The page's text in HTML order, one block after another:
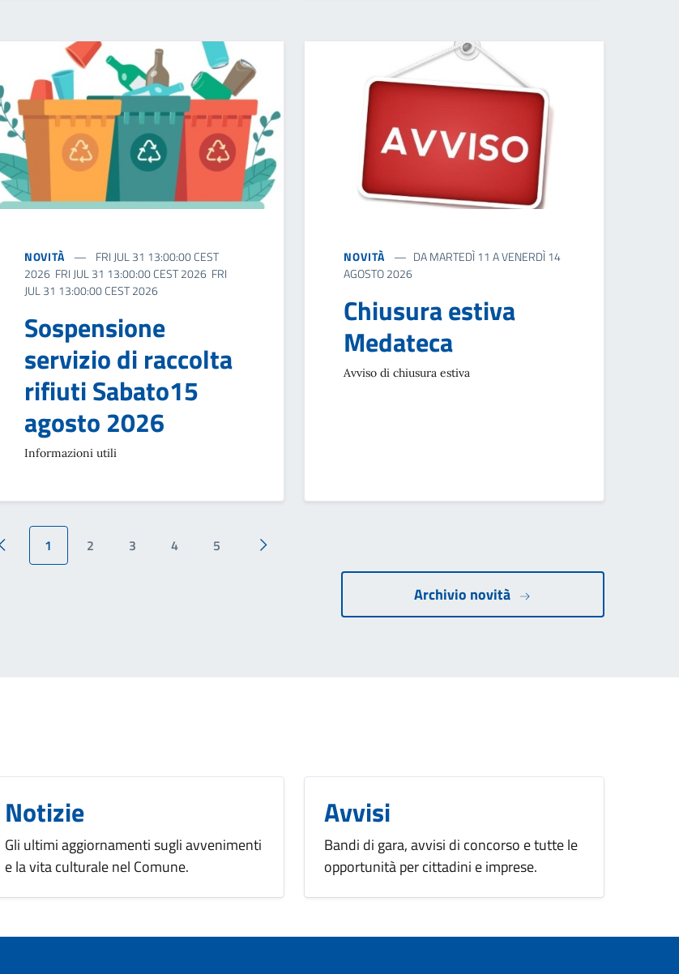
NOVITÀ
FRI JUL 31 13:00:00 CEST
2026 FRI JUL 31 13:00:00 CEST 2026 FRI
JUL 31 13:00:00 CEST 2026
Sospensione
servizio di raccolta
rifiuti Sabato15
agosto 2026
Informazioni utili
NOVITÀ
DA MARTEDÌ 11 A VENERDÌ 14
AGOSTO 2026
Chiusura estiva
Medateca
Avviso di chiusura estiva
Pagina precedente
1 2 3 4 5 Pagina successiva
Archivio novità
Notizie
Gli ultimi aggiornamenti sugli avvenimenti
e la vita culturale nel Comune.
Avvisi
Bandi di gara, avvisi di concorso e tutte le
opportunità per cittadini e imprese.